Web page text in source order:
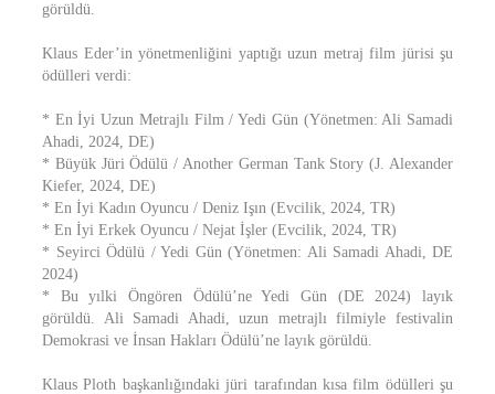
görüldü.
Klaus Eder’in yönetmenliğini yaptığı uzun metraj film jürisi şu
ödülleri verdi:
* En İyi Uzun Metrajlı Film / Yedi Gün (Yönetmen: Ali Samadi
Ahadi, 2024, DE)
* Büyük Jüri Ödülü / Another German Tank Story (J. Alexander
Kiefer, 2024, DE)
* En İyi Kadın Oyuncu / Deniz Işın (Evcilik, 2024, TR)
* En İyi Erkek Oyuncu / Nejat İşler (Evcilik, 2024, TR)
* Seyirci Ödülü / Yedi Gün (Yönetmen: Ali Samadi Ahadi, DE
2024)
* Bu yılki Öngören Ödülü’ne Yedi Gün (DE 2024) layık
görüldü. Ali Samadi Ahadi, uzun metrajlı filmiyle festivalin
Demokrasi ve İnsan Hakları Ödülü’ne layık görüldü.
Klaus Ploth başkanlığındaki jüri tarafından kısa film ödülleri şu